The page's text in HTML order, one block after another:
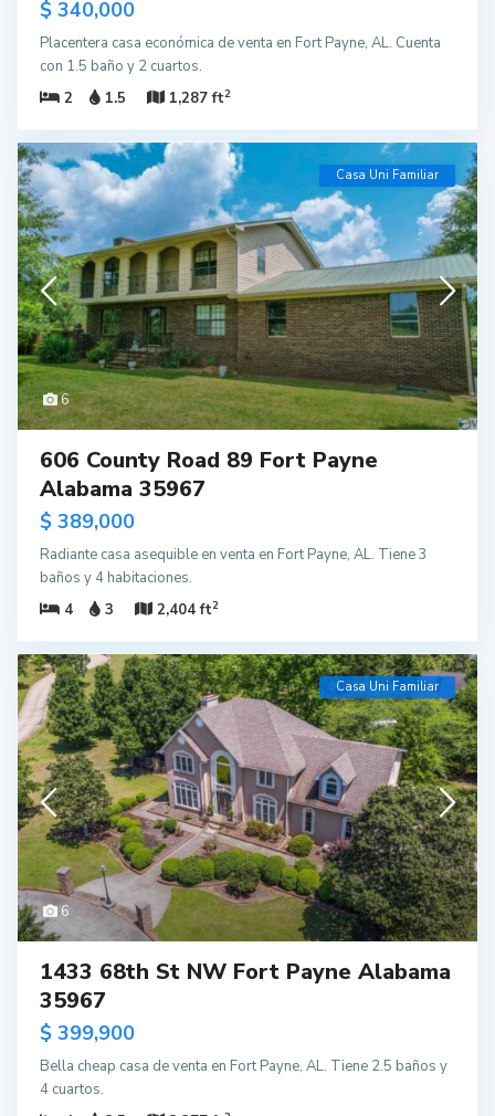
$ 340,000
Placentera casa económica de venta en Fort Payne, AL. Cuenta
con 1.5 baño y 2 cuartos.
2
1.5 1,287 ft2
6
Casa Uni Familiar
606 County Road 89 Fort Payne
Alabama 35967
$ 389,000
Radiante casa asequible en venta en Fort Payne, AL. Tiene 3
baños y 4 habitaciones.
4
3 2,404 ft2
6
Casa Uni Familiar
1433 68th St NW Fort Payne Alabama
35967
$ 399,900
Bella cheap casa de venta en Fort Payne, AL. Tiene 2.5 baños y
4 cuartos.